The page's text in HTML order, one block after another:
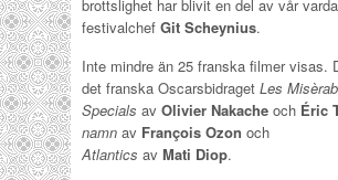
brottslighet har blivit en del av vår
festivalchef Git Scheynius.
Inte mindre än 25 franska filmer visas.
det franska Oscarsbidraget Les
Specials av Olivier Nakache och Éric
namn av François Ozon och
Atlantics av Mati Diop.